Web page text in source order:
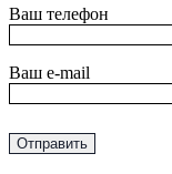
Ваш телефон
Ваш e-mail